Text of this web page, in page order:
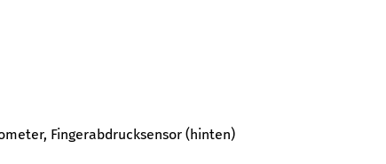
Fingerabdrucksensor (hinten)